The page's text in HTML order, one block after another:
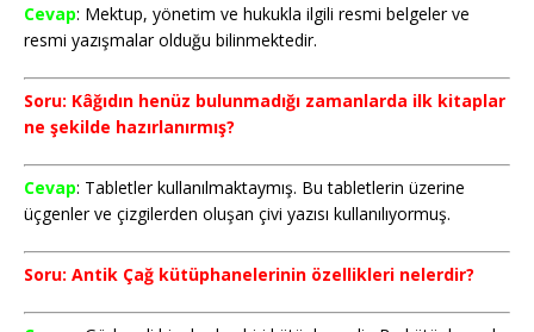
Cevap: Mektup, yönetim ve hukukla ilgili resmi belgeler ve
resmi yazışmalar olduğu bilinmektedir.
Soru: Kâğıdın henüz bulunmadığı zamanlarda ilk kitaplar
ne şekilde hazırlanırmış?
Cevap: Tabletler kullanılmaktaymış. Bu tabletlerin üzerine
üçgenler ve çizgilerden oluşan çivi yazısı kullanılıyormuş.
Soru: Antik Çağ kütüphanelerinin özellikleri nelerdir?